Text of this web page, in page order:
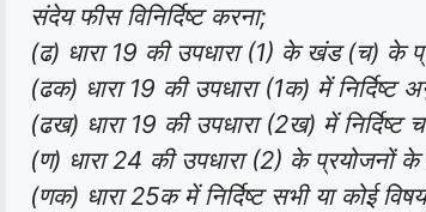
संदेय फीस विनिर्दिष्ट करना;
(ढ) धारा 19 की उपधारा (1) के खंड (च) के
(ढक) धारा 19 की उपधारा (1क) में निर्दिष्ट
(ढख) धारा 19 की उपधारा (2ख) में
(ण) धारा 24 की उपधारा (2) के प्रयोजनों के
(णक) धारा 25क में निर्दिष्ट सभी या कोई